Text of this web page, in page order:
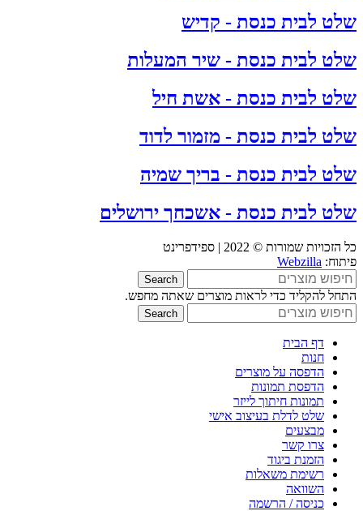
שלט לבית כנסת - קדיש
שלט לבית כנסת - שיר המעלות
שלט לבית כנסת - אשת חיל
שלט לבית כנסת - מזמור לדוד
שלט לבית כנסת - בריך שמיה
שלט לבית כנסת - אשכחך ירושלים
כל הזכויות שמורות © 2022 | ספידפרינט
פיתוח: Webzilla
Search
התחל להקליד כדי לראות מוצרים שאתה מחפש.
Search
דף הבית
חנות
הדפסה על מוצרים
הדפסת תמונות
תמונות חיתוך לייזר
שלט לדלת בעיצוב אישי
מבצעים
צרו קשר
הזמנת ביגוד
רשימת משאלות
השוואה
כניסה / הרשמה